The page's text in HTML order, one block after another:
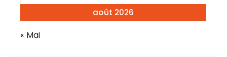
août 2026
« Mai